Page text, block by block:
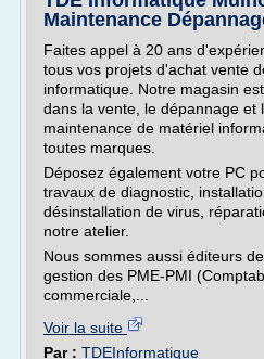
Maintenance
Faites appel à 20 ans
tous vos projets d'achat vente
informatique. Notre magasin
dans la vente, le dépannage et
maintenance de matériel
toutes marques.
Déposez également votre PC
travaux de diagnostic,
désinstallation de virus,
notre atelier.
Nous sommes aussi éditeurs
gestion des PME-PMI
commerciale,...
Voir la suite
Par : TDEInformatique